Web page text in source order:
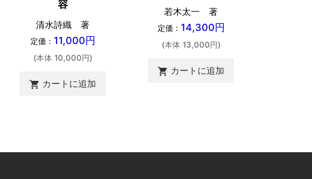
容
清水詩織 著
定価： 11,000円
(本体 10,000円)
shopping_cart カートに追加
若木太一 著
定価： 14,300円
(本体 13,000円)
shopping_cart カートに追加